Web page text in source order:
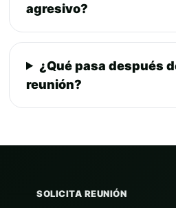
agresivo?
¿Qué pasa después
reunión?
SOLICITA REUNIÓN